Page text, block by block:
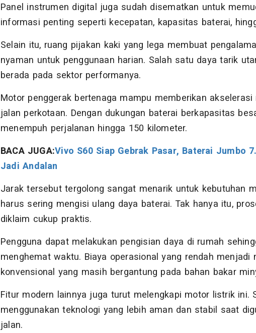
Panel instrumen digital juga sudah disematkan untuk
informasi penting seperti kecepatan, kapasitas baterai,
Selain itu, ruang pijakan kaki yang lega membuat
nyaman untuk penggunaan harian. Salah satu daya tarik
berada pada sektor performanya.
Motor penggerak bertenaga mampu memberikan
jalan perkotaan. Dengan dukungan baterai berkapasitas
menempuh perjalanan hingga 150 kilometer.
BACA JUGA:Vivo S60 Siap Gebrak Pasar, Baterai Jumbo
Jadi Andalan
Jarak tersebut tergolong sangat menarik untuk kebutuhan
harus sering mengisi ulang daya baterai. Tak hanya itu,
diklaim cukup praktis.
Pengguna dapat melakukan pengisian daya di rumah
menghemat waktu. Biaya operasional yang rendah
konvensional yang masih bergantung pada bahan bakar
Fitur modern lainnya juga turut melengkapi motor listrik ini.
menggunakan teknologi yang lebih aman dan stabil saat
jalan.